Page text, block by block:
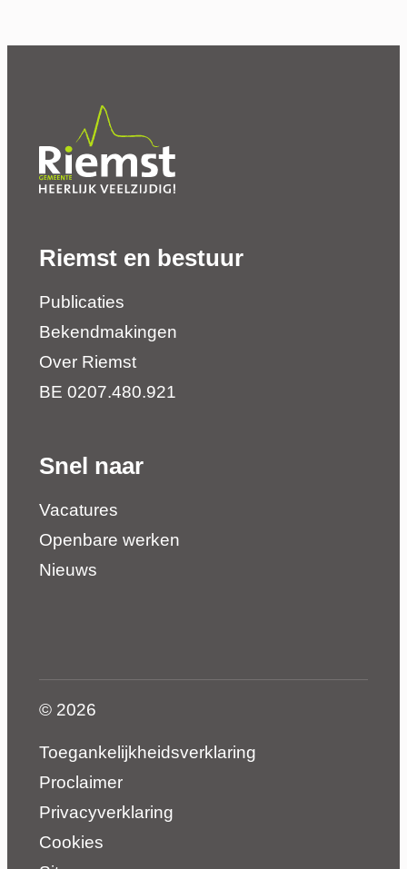
Riemst en bestuur
Publicaties
Bekendmakingen
Over Riemst
BE 0207.480.921
Snel naar
Vacatures
Openbare werken
Nieuws
© 2026
Toegankelijkheidsverklaring
Proclaimer
Privacyverklaring
Cookies